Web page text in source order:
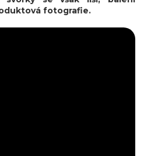
fotografie.